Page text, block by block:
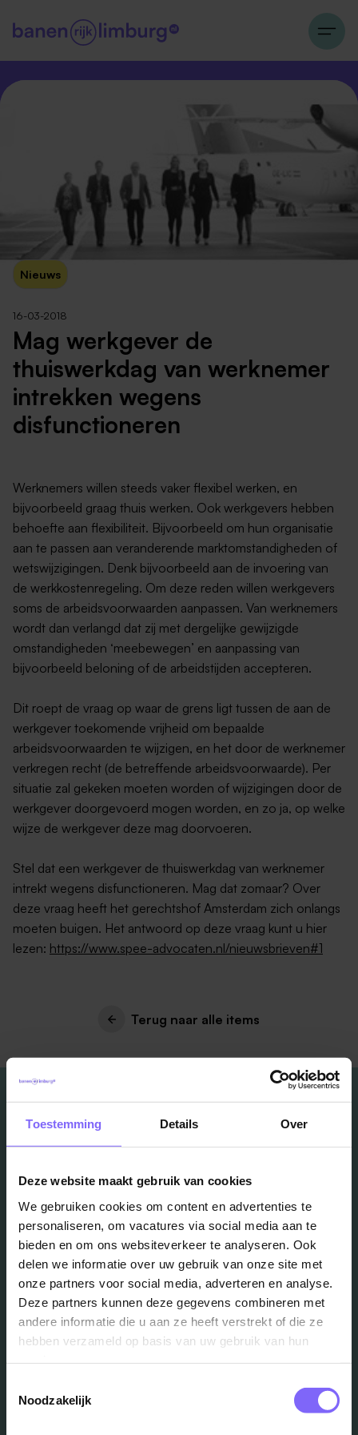
Toestemming Details Over
Deze website maakt gebruik van cookies
We gebruiken cookies om content en advertenties te
personaliseren, om vacatures via social media aan te
bieden en om ons websiteverkeer te analyseren. Ook
delen we informatie over uw gebruik van onze site met
onze partners voor social media, adverteren en analyse.
Deze partners kunnen deze gegevens combineren met
andere informatie die u aan ze heeft verstrekt of die ze
hebben verzameld op basis van uw gebruik van hun
Noodzakelijk
Nieuws
16-03-2018
Mag werkgever de
thuiswerkdag van werknemer
intrekken wegens
disfunctioneren
Werknemers willen steeds vaker flexibel werken, en
bijvoorbeeld graag thuis werken. Ook werkgevers hebben
behoefte aan flexibiliteit. Bijvoorbeeld om hun organisatie
aan te passen aan veranderende marktomstandigheden of
wetswijzigingen. Denk bijvoorbeeld aan de invoering van
de werkkostenregeling. Om deze reden willen werkgevers
soms de arbeidsvoorwaarden aanpassen. Van werknemers
wordt dan verlangd dat zij met dergelijke gewijzigde
omstandigheden ‘meebewegen’ en aanpassing van
bijvoorbeeld beloning of de arbeidstijden accepteren.
Dit roept de vraag op waar de grens ligt tussen de aan de
werkgever toekomende vrijheid om bepaalde
arbeidsvoorwaarden te wijzigen, en het door de werknemer
verkregen recht (de betreffende arbeidsvoorwaarde). Per
situatie zal gekeken moeten worden of wijzigingen door de
werkgever doorgevoerd mogen worden, en zo ja, op welke
wijze de werkgever deze mag doorvoeren.
Stel dat een werkgever de thuiswerkdag van werknemer
intrekt wegens disfunctioneren. Mag dat zomaar? Over
deze vraag heeft het gerechtshof Amsterdam zich onlangs
moeten buigen. Het antwoord op deze vraag kunt u hier
lezen: https://www.spee-advocaten.nl/nieuwsbrieven#1
Terug naar alle items
Vacatures
in je mailbox?
Schrijf je in en we houden je op de hoogte
Job Alert instellen